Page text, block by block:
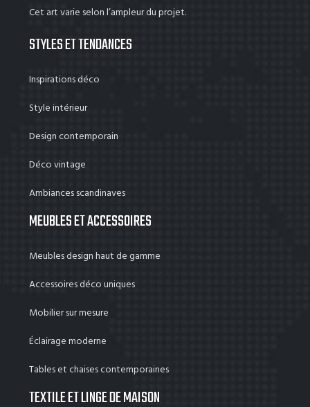
Cet art varie selon l’ampleur du projet.
STYLES ET TENDANCES
Inspirations déco
Style intérieur
Design contemporain
Déco vintage
Ambiances scandinaves
MEUBLES ET ACCESSOIRES
Meubles design haut de gamme
Accessoires déco uniques
Mobilier sur mesure
Éclairage moderne
Tables et chaises contemporaines
TEXTILE ET LINGE DE MAISON